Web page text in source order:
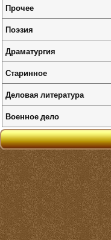
Прочее
Поэзия
Драматургия
Старинное
Деловая литература
Военное дело